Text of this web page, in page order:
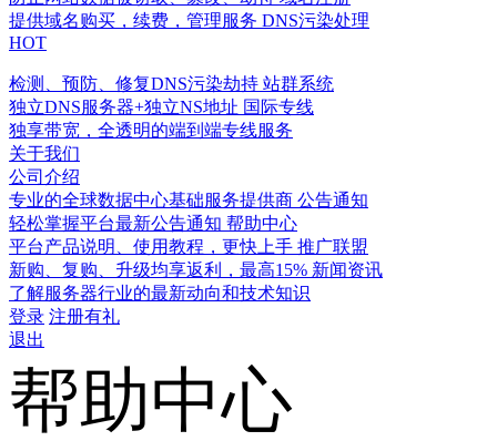
提供域名购买，续费，管理服务 DNS污染处理
HOT
检测、预防、修复DNS污染劫持 站群系统
独立DNS服务器+独立NS地址 国际专线
独享带宽，全透明的端到端专线服务
关于我们
公司介绍
专业的全球数据中心基础服务提供商 公告通知
轻松掌握平台最新公告通知 帮助中心
平台产品说明、使用教程，更快上手 推广联盟
新购、复购、升级均享返利，最高15% 新闻资讯
了解服务器行业的最新动向和技术知识
登录 注册有礼
退出
帮助中心